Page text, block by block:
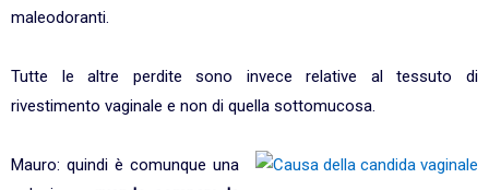
maleodoranti.
Tutte le altre perdite sono invece relative al tessuto di
rivestimento vaginale e non di quella sottomucosa.
Mauro: quindi è comunque una